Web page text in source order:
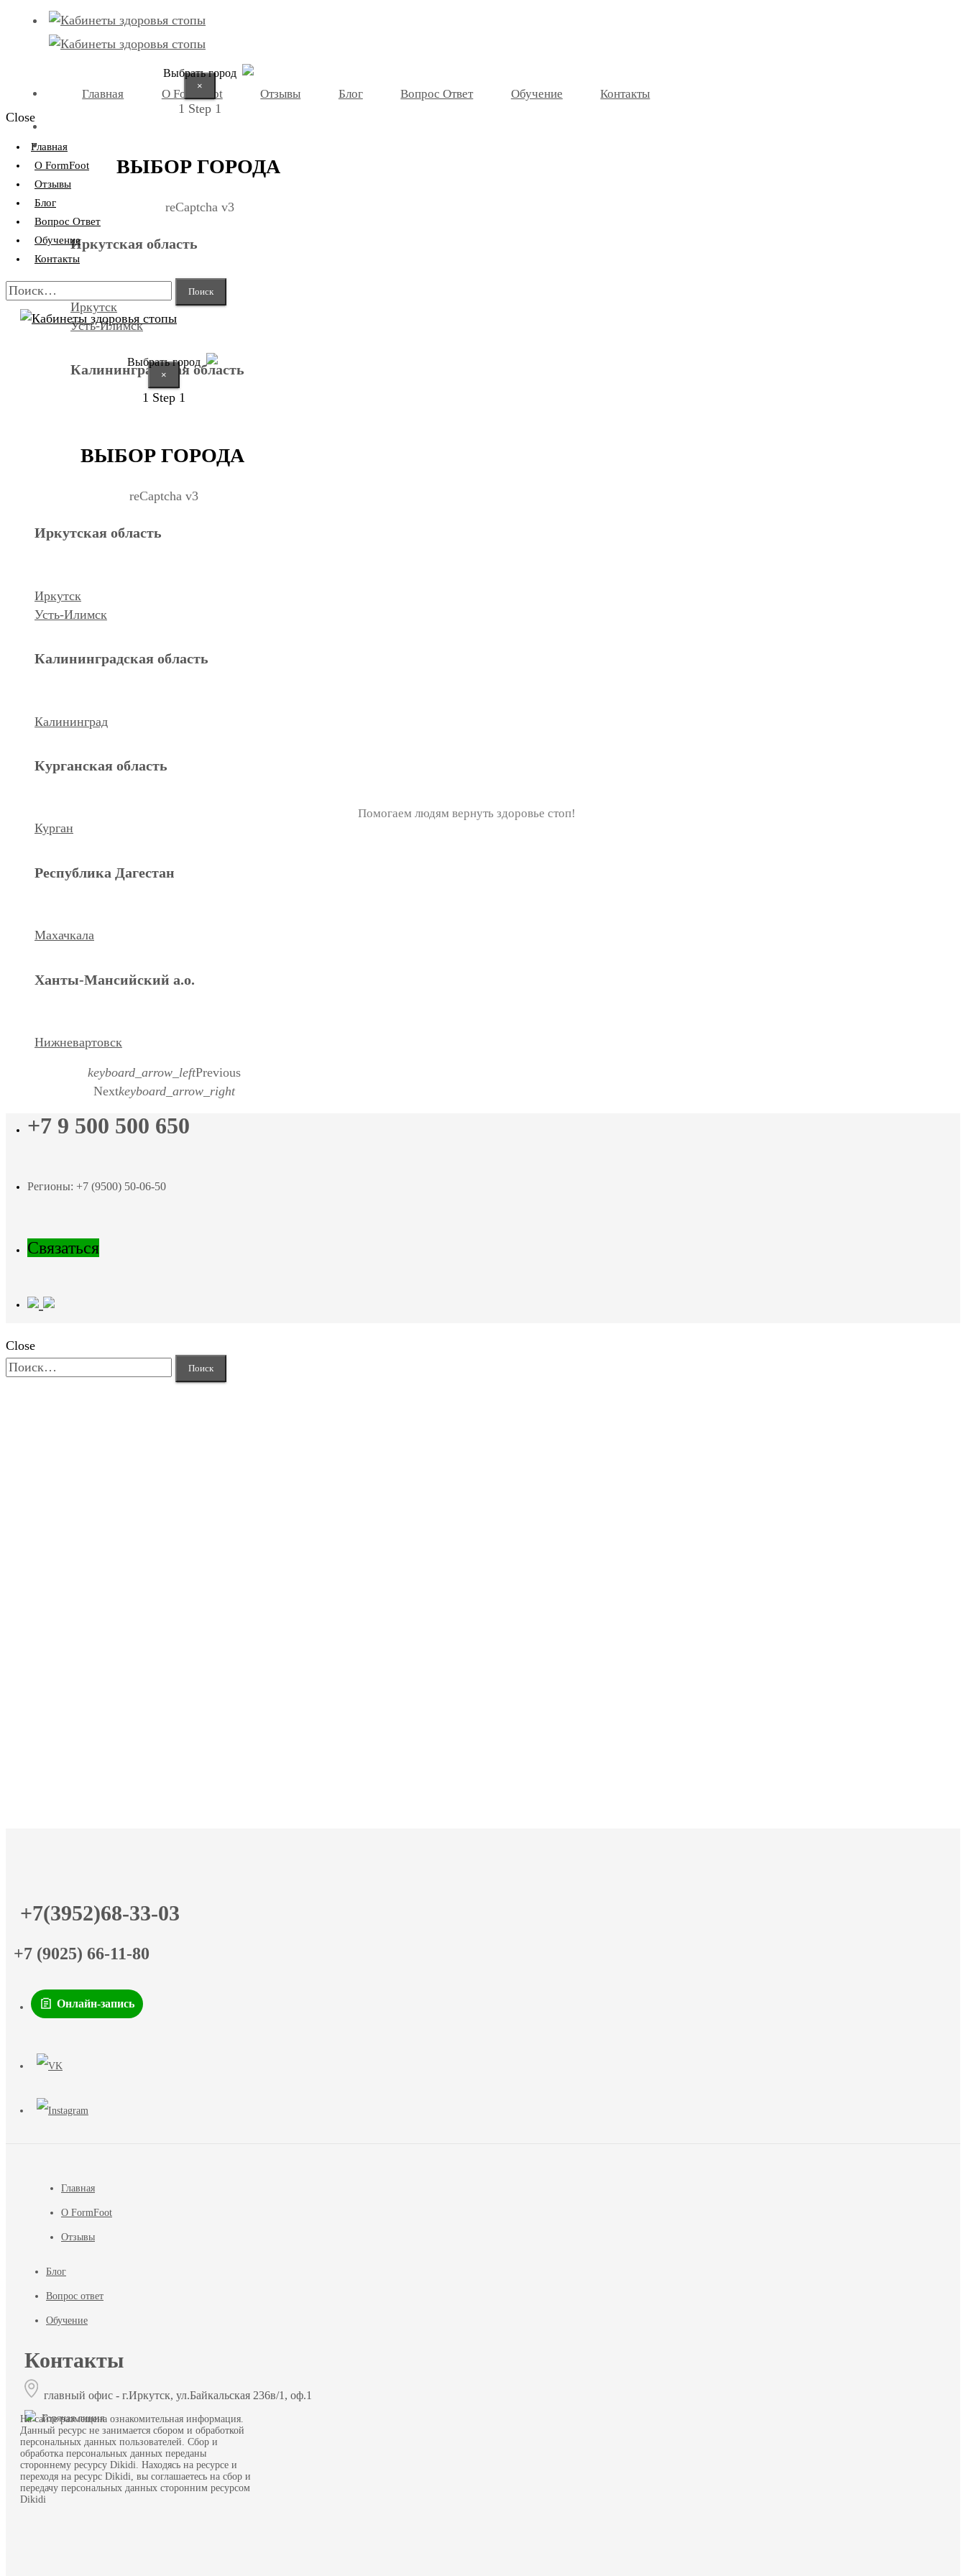
Выбрать город
×
1 Step 1
ВЫБОР ГОРОДА
reCaptcha v3
Иркутская область
Иркутск
Усть-Илимск
Калининградская область
Курган
Помогаем людям вернуть здоровье стоп!
Главная О FormFoot Отзывы Блог Вопрос Ответ Обучение Контакты
Close
Главная
О FormFoot
Отзывы
Блог
Вопрос Ответ
Обучение
Контакты
Найти:
Выбрать город
×
1 Step 1
ВЫБОР ГОРОДА
reCaptcha v3
Иркутская область
Иркутск
Усть-Илимск
Калининградская область
Калининград
Курганская область
Курган
Республика Дагестан
Махачкала
Ханты-Мансийский а.о.
Нижневартовск
keyboard_arrow_leftPrevious
Nextkeyboard_arrow_right
+7 9 500 500 650
Регионы: +7 (9500) 50-06-50
Связаться
Close
Найти:
+7(3952)68-33-03
+7 (9025) 66-11-80
Онлайн-запись
Главная
О FormFoot
Отзывы
Блог
Вопрос ответ
Обучение
Контакты
главный офис - г.Иркутск, ул.Байкальская 236в/1, оф.1
Горячая линия
На сайте размещена ознакомительная информация.
Данный ресурс не занимается сбором и обработкой
персональных данных пользователей. Сбор и
обработка персональных данных переданы
стороннему ресурсу Dikidi. Находясь на ресурсе и
переходя на ресурс Dikidi, вы соглашаетесь на сбор и
передачу персональных данных сторонним ресурсом
Dikidi